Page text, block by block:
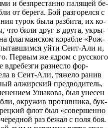
и без­пре­стан­но па­ля­щей бе­
от бе­ре­га. Бой раз­го­рел­ся с
ту­рок бы­ла раз­би­та, их ко­
что би­ли друг в дру­га, укры­
флаг­ман­ском ко­раб­ле «Рож­
уй­ти Се­ит-Али и,
Пер­вым же яд­ром с рус­ско­го
раз­нес­ло фор-
в Се­ит-Али, тя­же­ло ра­нив
ал­жир­ский пред­во­ди­тель,
Уша­ко­ва, был уне­сен
окру­жив про­тив­ни­ка, бук­
флот был «со­вер­шен­но
раз бе­жал с по­ля боя.